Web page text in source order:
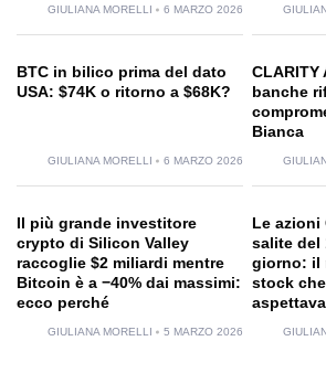
GIULIANA MORELLI 6 MARZO 2026
BTC in bilico prima del dato
USA: $74K o ritorno a $68K?
GIULIANA MORELLI 6 MARZO 2026
banche
Bianca
Il più grande investitore
crypto di Silicon Valley
raccoglie $2 miliardi mentre
Bitcoin è a −40% dai massimi:
ecco perché
GIULIANA MORELLI 5 MARZO 2026
Le azioni
salite del
giorno: il
stock
aspettava